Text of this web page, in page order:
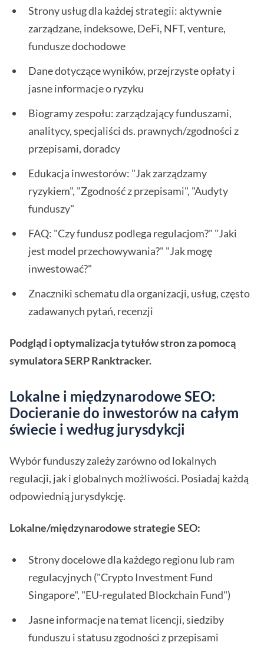
Strony usług dla każdej strategii: aktywnie
zarządzane, indeksowe, DeFi, NFT, venture,
fundusze dochodowe
Dane dotyczące wyników, przejrzyste opłaty i
jasne informacje o ryzyku
Biogramy zespołu: zarządzający funduszami,
analitycy, specjaliści ds. prawnych/zgodności z
przepisami, doradcy
Edukacja inwestorów: "Jak zarządzamy
ryzykiem", "Zgodność z przepisami", "Audyty
funduszy"
FAQ: "Czy fundusz podlega regulacjom?" "Jaki
jest model przechowywania?" "Jak mogę
inwestować?"
Znaczniki schematu dla organizacji, usług, często
zadawanych pytań, recenzji
Podgląd i optymalizacja tytułów stron za pomocą
symulatora SERP Ranktracker.
Lokalne i międzynarodowe SEO:
Docieranie do inwestorów na całym
świecie i według jurysdykcji
Wybór funduszy zależy zarówno od lokalnych
regulacji, jak i globalnych możliwości. Posiadaj każdą
odpowiednią jurysdykcję.
Lokalne/międzynarodowe strategie SEO:
Strony docelowe dla każdego regionu lub ram
regulacyjnych ("Crypto Investment Fund
Singapore", "EU-regulated Blockchain Fund")
Jasne informacje na temat licencji, siedziby
funduszu i statusu zgodności z przepisami